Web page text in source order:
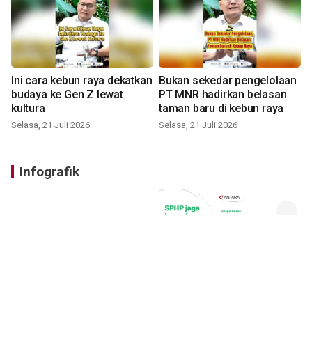
Ini cara kebun raya dekatkan
budaya ke Gen Z lewat
kultura
Selasa, 21 Juli 2026
Bukan sekedar pengelolaan
PT MNR hadirkan belasan
taman baru di kebun raya
Selasa, 21 Juli 2026
Infografik